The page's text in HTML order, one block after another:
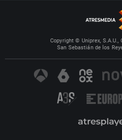
Copyright © Uniprex, S.A.U.,
San Sebastián de los